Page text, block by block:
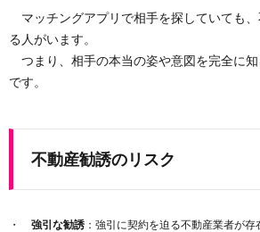
マッチングアプリで相手を探していても、
る人がいます。
つまり、相手の本当の姿や意図を完全に
です。
不動産勧誘のリスク
強引な勧誘 ：強引に契約を迫る不動産業者が存